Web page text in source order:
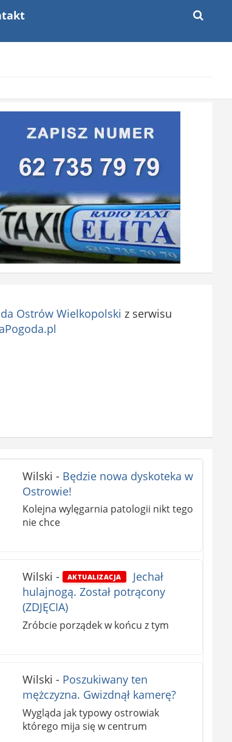
Ostrów Wielkopolski z serwisu
Wilski - Będzie nowa dyskoteka w
Ostrowie!
Kolejna wylęgarnia patologii nikt tego
nie chce
Wilski - AKTUALIZACJA
Jechał
hulajnogą. Został potrącony
(ZDJĘCIA)
Zróbcie porządek w końcu z tym
Wilski - Poszukiwany ten
mężczyzna. Gwizdnął kamerę?
Wygląda jak typowy ostrowiak
którego mija się w centrum